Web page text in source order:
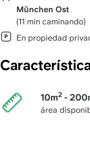
München Ost
(11 min caminando)
En propiedad
10m2-
área